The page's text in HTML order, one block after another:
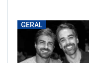
GERAL